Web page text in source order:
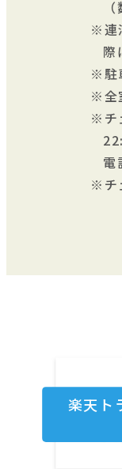
連
際
駐
全
電
楽天ト